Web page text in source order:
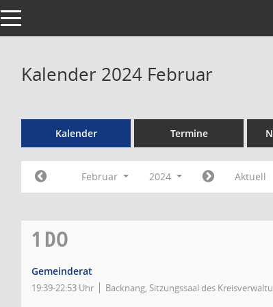
Toggle navigation
Kalender 2024 Februar
Kalender Termine
Februar 2024 Aktuell
1 DO
Gemeinderat
19:39-22:53 Uhr Backnang, Sitzungssaal des